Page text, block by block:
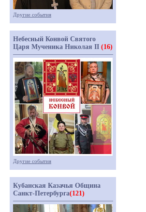
Другие события
Небесный Конвой Святого
Царя Мученика Николая II (16)
Другие события
Кубанская Казачья Община
Санкт-Петербурга(121)